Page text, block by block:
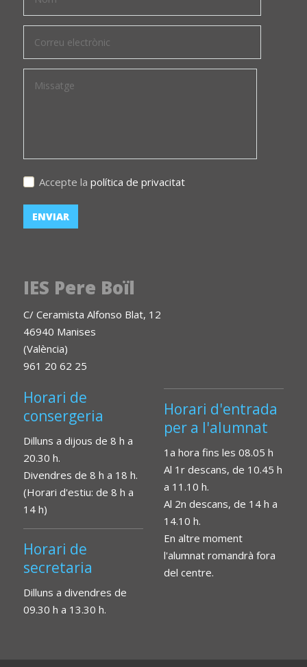
Accepte la política de privacitat
IES Pere Boïl
C/ Ceramista Alfonso Blat, 12
46940 Manises
(València)
961 20 62 25
Horari de
consergeria
Dilluns a dijous de 8 h a
20.30 h.
Divendres de 8 h a 18 h.
(Horari d'estiu: de 8 h a
14 h)
Horari de
secretaria
Dilluns a divendres de
09.30 h a 13.30 h.
Horari d'entrada
per a l'alumnat
1a hora fins les 08.05 h
Al 1r descans, de 10.45 h
a 11.10 h.
Al 2n descans, de 14 h a
14.10 h.
En altre moment
l'alumnat romandrà fora
del centre.